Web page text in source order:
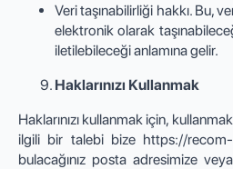
Veri taşınabilirliği hakkı. Bu,
elektronik olarak
iletilebileceği anlamına gelir.
Haklarınızı Kullanmak
Haklarınızı kullanmak için,
ilgili bir talebi bize https://
bulacağınız posta adresimize